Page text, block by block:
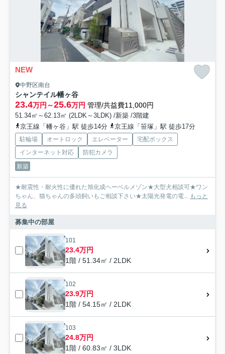
NEW
中野区南台
シャンテイル幡ヶ谷
23.4万円～25.6万円 管理/共益費11,000円
51.34㎡～62.13㎡ (2LDK～3LDK) /新築 /3階建
京王線「幡ヶ谷」駅 徒歩14分
京王線「笹塚」駅 徒歩17分
駐輪場 オートロック エレベーター
宅配ボックス
インターネット対応
防犯カメラ
新築
★耐震性・耐火性に優れた旭化成ヘーベルメゾン★大型犬相談可★ワン
ちゃん、猫ちゃんの多頭飼いもご相談下さい★太陽光発電の電...
もっと
見る
募集中の部屋
101
23.4万円
1階 / 51.34㎡ / 2LDK
102
23.9万円
1階 / 54.15㎡ / 2LDK
103
24.8万円
1階 / 60.83㎡ / 3LDK